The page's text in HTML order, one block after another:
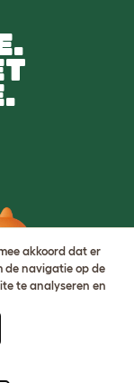
akkoord dat er
de navigatie op de
te analyseren en